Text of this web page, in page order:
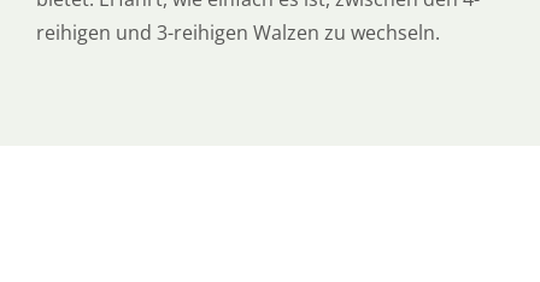
reihigen und 3-reihigen Walzen zu wechseln.